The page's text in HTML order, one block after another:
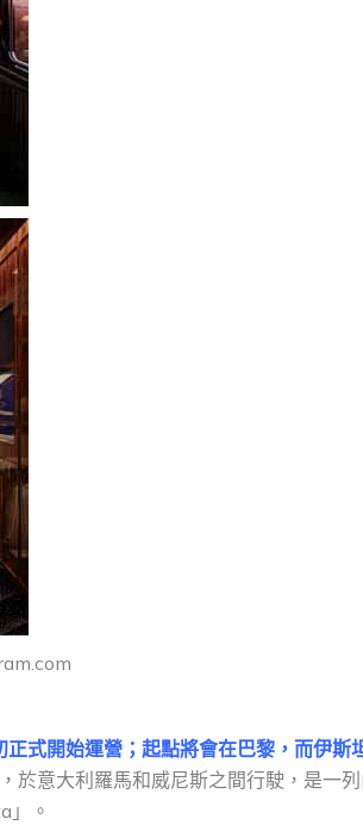
式開始運營；起點將會在巴黎，而伊斯
於意大利羅馬和威尼斯之間行駛，是一
」。